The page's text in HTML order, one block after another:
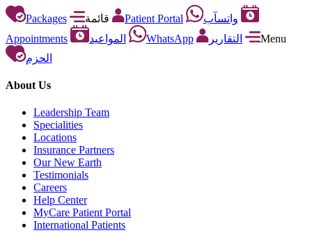
Packages Patient Portal
واتسآب
Appointments
المواعيد WhatsApp التقارير
Menu
الحزم
About Us
Leadership Team
Specialities
Locations
Insurance Partners
Our New Earth
Testimonials
Careers
Help Center
MyCare Patient Portal
International Patients